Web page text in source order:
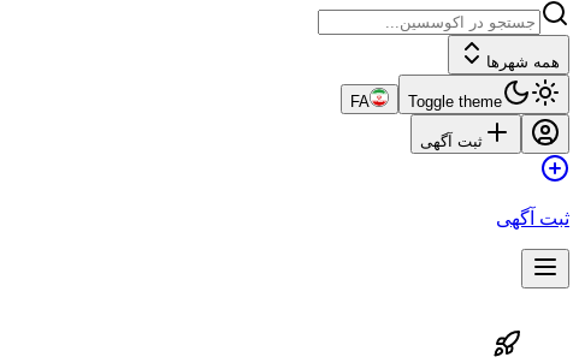
همه شهرها
Toggle theme
FA
ثبت آگهی
ثبت آگهی